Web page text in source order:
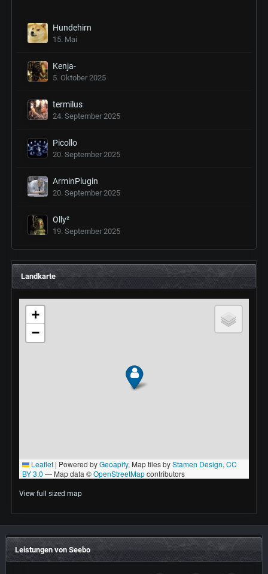
Hundehirn
15. Mai
Kenja-
5. Oktober 2025
termilus
24. September 2025
Picollo
20. September 2025
ArminPlugin
20. September 2025
Olly²
19. September 2025
Landkarte
View full sized map
Leistungen von Seebo